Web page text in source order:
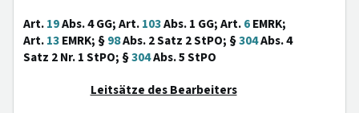
Art.19Abs. 4 GG; Art.103Abs. 1 GG; Art.6EMRK;
Art.13EMRK; §98Abs. 2 Satz 2 StPO; §304Abs. 4
Satz 2 Nr. 1 StPO; §304Abs. 5 StPO
Leitsätze des Bearbeiters